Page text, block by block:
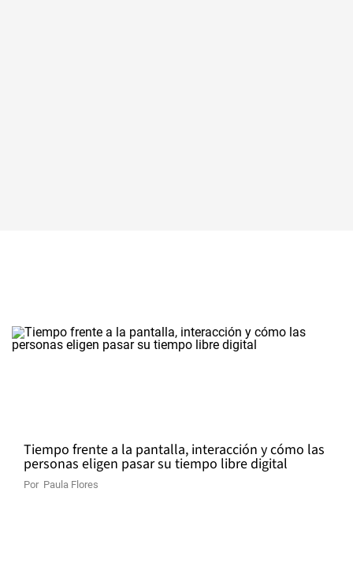
Tiempo frente a la pantalla, interacción y cómo las
personas eligen pasar su tiempo libre digital
Por Paula Flores